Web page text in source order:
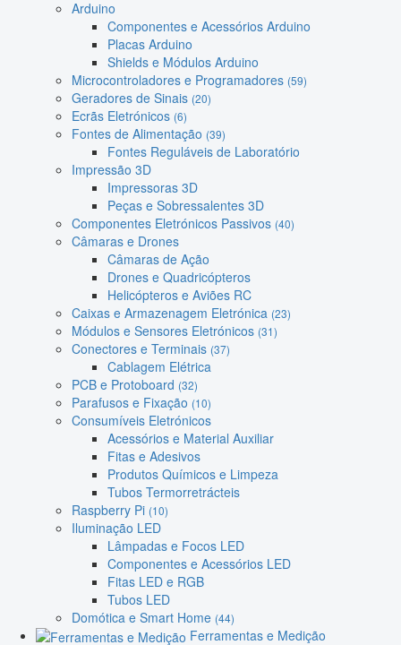
Arduino
Componentes e Acessórios Arduino
Placas Arduino
Shields e Módulos Arduino
Microcontroladores e Programadores (59)
Geradores de Sinais (20)
Ecrãs Eletrónicos (6)
Fontes de Alimentação (39)
Fontes Reguláveis de Laboratório
Impressão 3D
Impressoras 3D
Peças e Sobressalentes 3D
Componentes Eletrónicos Passivos (40)
Câmaras e Drones
Câmaras de Ação
Drones e Quadricópteros
Helicópteros e Aviões RC
Caixas e Armazenagem Eletrónica (23)
Módulos e Sensores Eletrónicos (31)
Conectores e Terminais (37)
Cablagem Elétrica
PCB e Protoboard (32)
Parafusos e Fixação (10)
Consumíveis Eletrónicos
Acessórios e Material Auxiliar
Fitas e Adesivos
Produtos Químicos e Limpeza
Tubos Termorretrácteis
Raspberry Pi (10)
Iluminação LED
Lâmpadas e Focos LED
Componentes e Acessórios LED
Fitas LED e RGB
Tubos LED
Domótica e Smart Home (44)
Ferramentas e Medição